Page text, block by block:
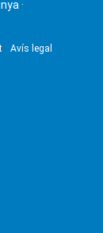
·
Avís legal